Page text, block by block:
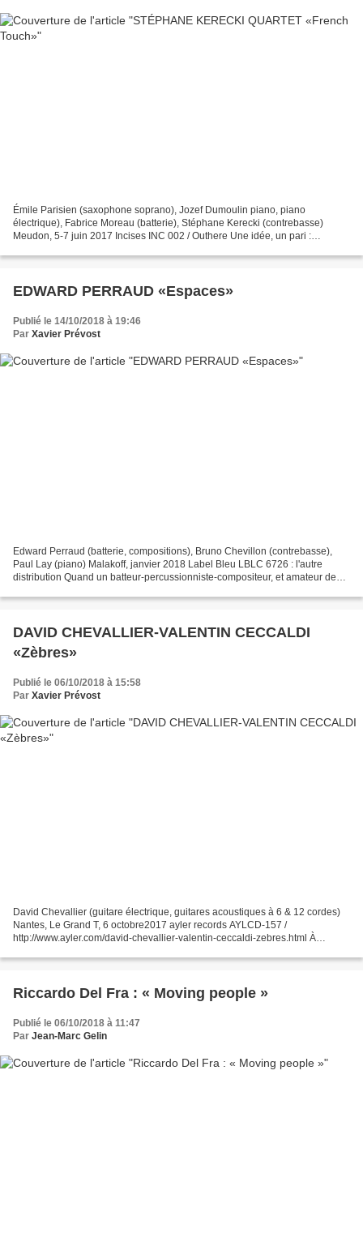
Émile Parisien (saxophone soprano), Jozef Dumoulin piano, piano
électrique), Fabrice Moreau (batterie), Stéphane Kerecki (contrebasse)
Meudon, 5-7 juin 2017 Incises INC 002 / Outhere Une idée, un pari :
EDWARD PERRAUD «Espaces»
Publié le 14/10/2018 à 19:46
Par Xavier Prévost
Edward Perraud (batterie, compositions), Bruno Chevillon (contrebasse),
Paul Lay (piano) Malakoff, janvier 2018 Label Bleu LBLC 6726 : l'autre
distribution Quand un batteur-percussionniste-compositeur, et amateur de
DAVID CHEVALLIER-VALENTIN CECCALDI
«Zèbres»
Publié le 06/10/2018 à 15:58
Par Xavier Prévost
David Chevallier (guitare électrique, guitares acoustiques à 6 & 12 cordes)
Nantes, Le Grand T, 6 octobre2017 ayler records AYLCD-157 /
http://www.ayler.com/david-chevallier-valentin-ceccaldi-zebres.html À
Riccardo Del Fra : « Moving people »
Publié le 06/10/2018 à 11:47
Par Jean-Marc Gelin